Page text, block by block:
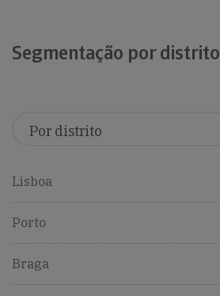
Segmentação por distrito
Lisboa
Porto
Braga